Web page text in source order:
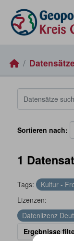
Datensätze
Sortieren nach
1
Tags: Kultur -
Lizenzen:
Datenlizenz
Ergebnisse